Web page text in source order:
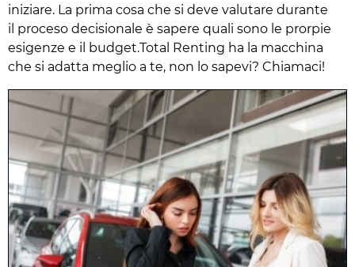
iniziare. La prima cosa che si deve valutare durante
il proceso decisionale è sapere quali sono le prorpie
esigenze e il budget.Total Renting ha la macchina
che si adatta meglio a te, non lo sapevi? Chiamaci!